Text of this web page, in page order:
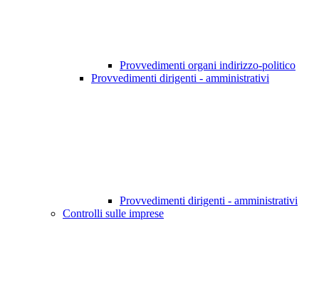
Provvedimenti organi indirizzo-politico
Provvedimenti dirigenti - amministrativi
Provvedimenti dirigenti - amministrativi
Controlli sulle imprese